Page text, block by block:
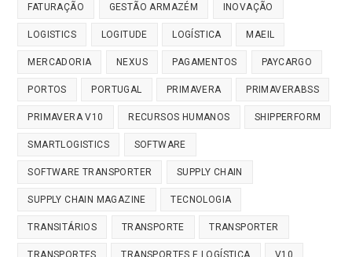
FATURAÇÃO GESTÃO ARMAZÉM INOVAÇÃO
LOGISTICS LOGITUDE LOGÍSTICA MAEIL
MERCADORIA NEXUS PAGAMENTOS PAYCARGO
PORTOS PORTUGAL PRIMAVERA PRIMAVERABSS
PRIMAVERA V10 RECURSOS HUMANOS SHIPPERFORM
SMARTLOGISTICS SOFTWARE
SOFTWARE TRANSPORTER SUPPLY CHAIN
SUPPLY CHAIN MAGAZINE TECNOLOGIA
TRANSITÁRIOS TRANSPORTE TRANSPORTER